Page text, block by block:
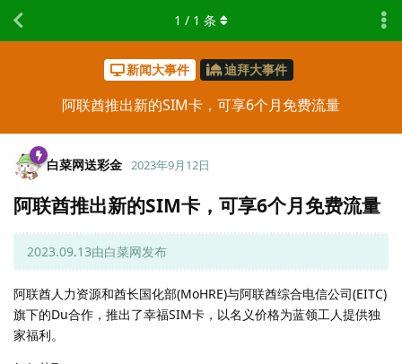
新闻大事件 迪拜大事件
阿联酋推出新的SIM卡，可享6个月免费流量
1 / 1 条
白菜网送彩金 2023年9月12日
阿联酋推出新的SIM卡，可享6个月免费流量
2023.09.13由白菜网发布
阿联酋人力资源和酋长国化部(MoHRE)与阿联酋综合电信公司(EITC)
旗下的Du合作，推出了幸福SIM卡，以名义价格为蓝领工人提供独
家福利。